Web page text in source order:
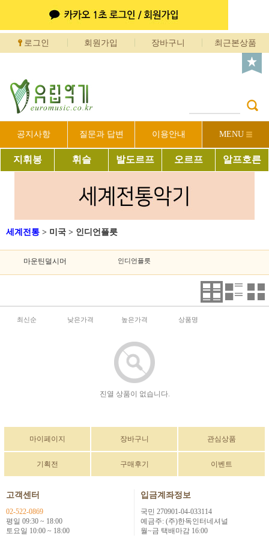
로그인 회원가입 장바구니 최근본상품
공지사항 질문과 답변 이용안내 MENU
지휘봉 휘슬 발도르프 오르프 알프호른
세계전통 > 미국 > 인디언플릇
마운틴덜시머 인디언플릇
최신순 낮은가격 높은가격 상품명
진열 상품이 없습니다.
마이페이지 장바구니 관심상품
기획전 구매후기 이벤트
고객센터
02-522-0869
평일 09:30 ~ 18:00
토요일 10:00 ~ 18:00
입금계좌정보
국민 270901-04-033114
예금주: (주)한독인터네셔널
월~금 택배마감 16:00